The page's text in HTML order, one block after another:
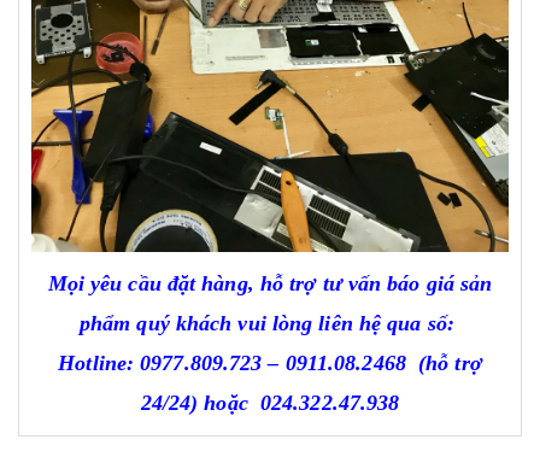
Mọi yêu cầu đặt hàng, hỗ trợ tư vấn báo giá sản
phẩm quý khách vui lòng liên hệ qua số:
Hotline: 0977.809.723 – 0911.08.2468 (hỗ trợ
24/24) hoặc024.322.47.938